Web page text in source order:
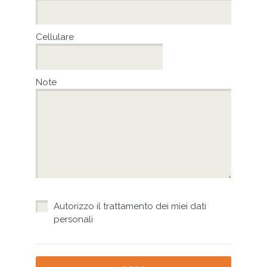
Cellulare
Note
Autorizzo il trattamento dei miei dati
personali